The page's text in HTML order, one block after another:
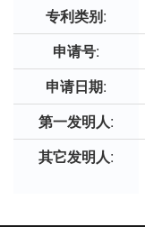
专利类别:
申请号:
申请日期:
第一发明人:
其它发明人: